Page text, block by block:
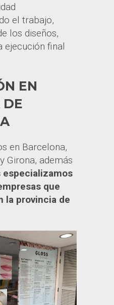
el trabajo,
los diseños,
ejecución final
EN
DE
en Barcelona,
Girona, además
especializamos
que
la provincia de